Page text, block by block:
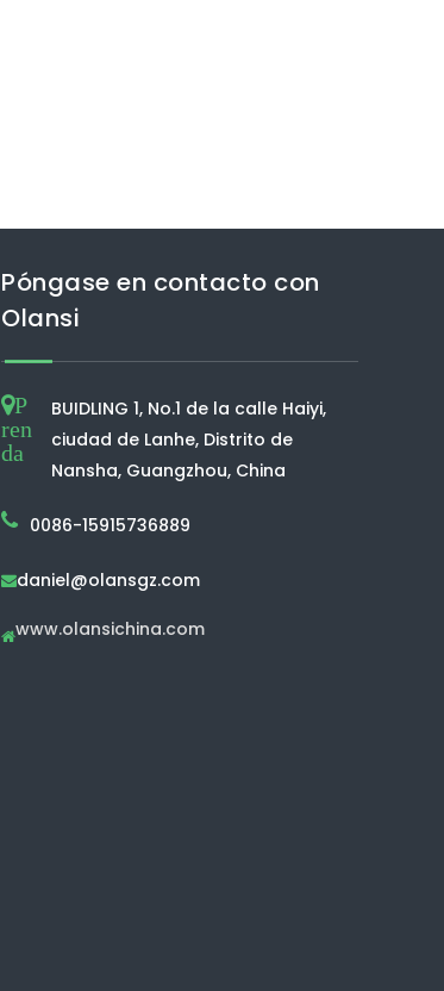
Póngase en contacto con
Olansi
P
ren
da
BUIDLING 1, No.1 de la calle Haiyi,
ciudad de Lanhe, Distrito de
Nansha, Guangzhou, China
0086-15915736889
daniel@olansgz.com
www.olansichina.com